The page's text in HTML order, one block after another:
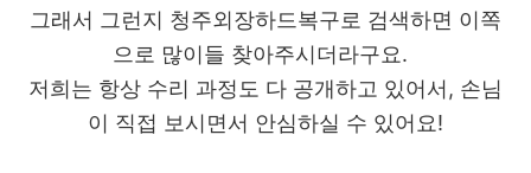
그래서 그런지 청주외장하드복구로 검색하면 이쪽
으로 많이들 찾아주시더라구요.
저희는 항상 수리 과정도 다 공개하고 있어서, 손님
이 직접 보시면서 안심하실 수 있어요!